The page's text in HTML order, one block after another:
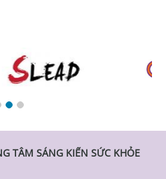
TÂM SÁNG KIẾN SỨC KHỎE